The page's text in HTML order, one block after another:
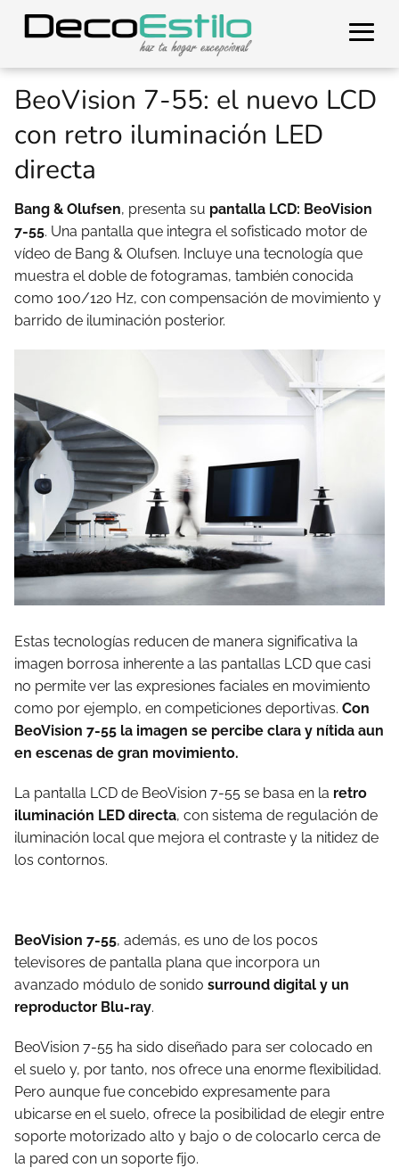
BeoVision 7-55: el nuevo LCD
con retro iluminación LED
directa
Bang & Olufsen, presenta su pantalla LCD: BeoVision
7-55. Una pantalla que integra el sofisticado motor de
vídeo de Bang & Olufsen. Incluye una tecnología que
muestra el doble de fotogramas, también conocida
como 100/120 Hz, con compensación de movimiento y
barrido de iluminación posterior.
Estas tecnologías reducen de manera significativa la
imagen borrosa inherente a las pantallas LCD que casi
no permite ver las expresiones faciales en movimiento
como por ejemplo, en competiciones deportivas. Con
BeoVision 7-55 la imagen se percibe clara y nítida aun
en escenas de gran movimiento.
La pantalla LCD de BeoVision 7-55 se basa en la retro
iluminación LED directa, con sistema de regulación de
iluminación local que mejora el contraste y la nitidez de
los contornos.
BeoVision 7-55, además, es uno de los pocos
televisores de pantalla plana que incorpora un
avanzado módulo de sonido surround digital y un
reproductor Blu-ray.
BeoVision 7-55 ha sido diseñado para ser colocado en
el suelo y, por tanto, nos ofrece una enorme flexibilidad.
Pero aunque fue concebido expresamente para
ubicarse en el suelo, ofrece la posibilidad de elegir entre
soporte motorizado alto y bajo o de colocarlo cerca de
la pared con un soporte fijo.